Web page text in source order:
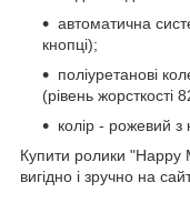
автоматична
кнопці);
поліуретанові
(рівень жорсткості
колір - рожевий з
Купити ролики "Happy
вигідно і зручно на